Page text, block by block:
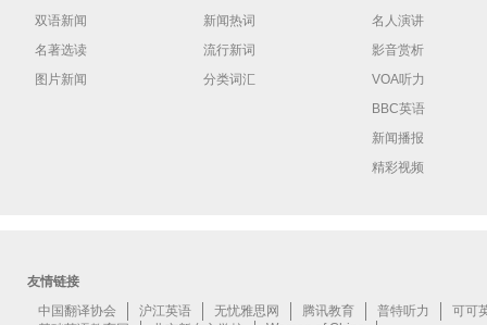
双语新闻
名著选读
图片新闻
新闻热词
流行新词
分类词汇
名人演讲
影音赏析
VOA听力
BBC英语
新闻播报
精彩视频